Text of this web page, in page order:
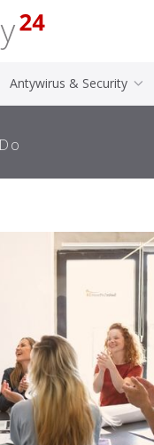
Antywirus & Security